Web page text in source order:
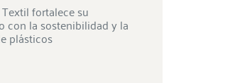
fortalece su
con la sostenibilidad y la
plásticos